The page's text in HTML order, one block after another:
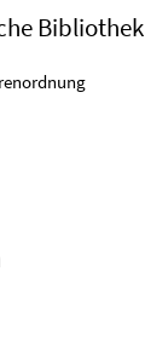
Bibliothek